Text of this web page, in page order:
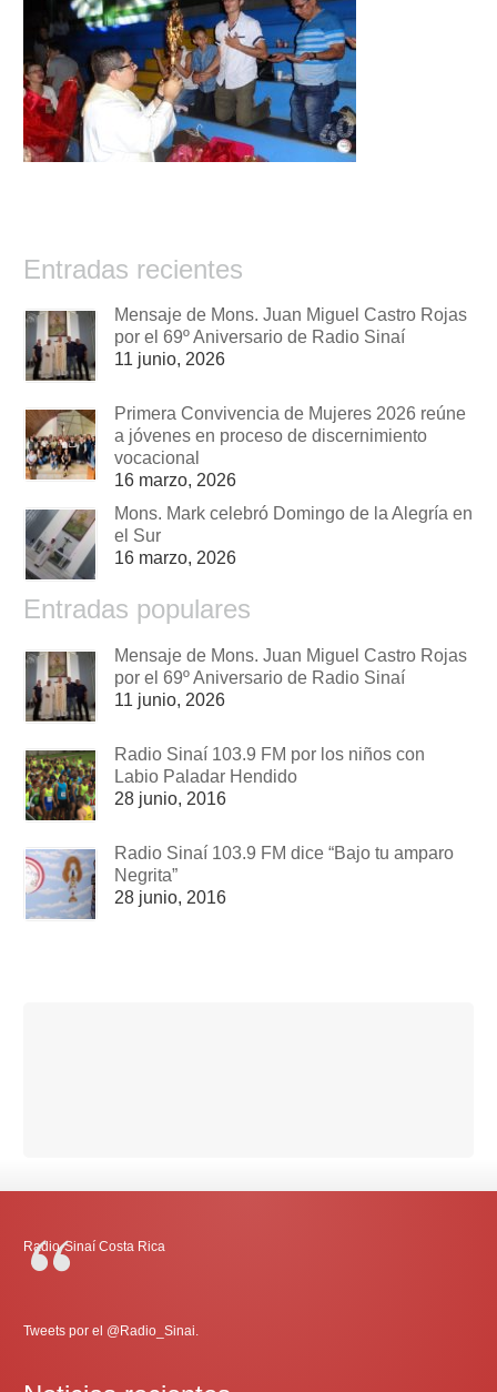
Entradas recientes
Mensaje de Mons. Juan Miguel Castro Rojas
por el 69º Aniversario de Radio Sinaí
11 junio, 2026
Primera Convivencia de Mujeres 2026 reúne
a jóvenes en proceso de discernimiento
vocacional
16 marzo, 2026
Mons. Mark celebró Domingo de la Alegría en
el Sur
16 marzo, 2026
Entradas populares
Mensaje de Mons. Juan Miguel Castro Rojas
por el 69º Aniversario de Radio Sinaí
11 junio, 2026
Radio Sinaí 103.9 FM por los niños con
Labio Paladar Hendido
28 junio, 2016
Radio Sinaí 103.9 FM dice “Bajo tu amparo
Negrita”
28 junio, 2016
Radio-Sinaí Costa Rica
Tweets por el @Radio_Sinai.